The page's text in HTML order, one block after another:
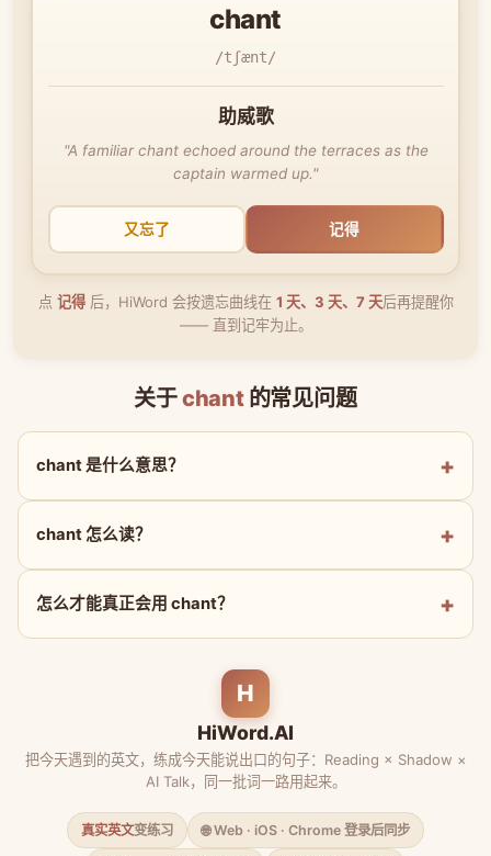
chant
/tʃænt/
助威歌
"A familiar chant echoed around the terraces as the
captain warmed up."
又忘了 记得
点 记得后，HiWord 会按遗忘曲线在 1 天、3 天、7 天后再提醒你
—— 直到记牢为止。
关于chant的常见问题
chant 是什么意思？
chant 怎么读？
怎么才能真正会用 chant？
H
HiWord.AI
把今天遇到的英文，练成今天能说出口的句子：Reading × Shadow ×
AI Talk，同一批词一路用起来。
真实英文变练习 🌐 Web · iOS · Chrome 登录后同步